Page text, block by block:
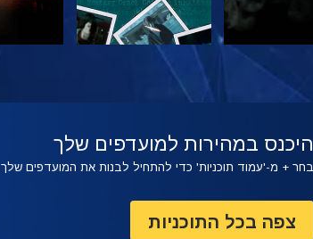
היכנס במהירות למועדפים שלך
בחר + מ-'עמוד תוכניות' כדי להתחיל לבנות את המועדפים שלך
צפה בכל התוכניות